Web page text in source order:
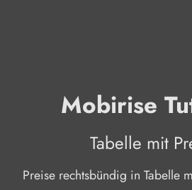
Mobirise
Tabelle mit
Preise rechtsbündig in Tabelle